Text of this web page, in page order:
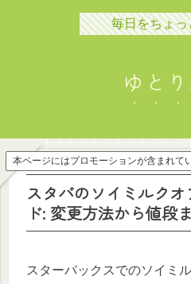
毎日をちょ
ゆと
本ページにはプロモーションが含まれて
スタバのソイミルク
ド: 変更方法から値段
スターバックスでのソイミ